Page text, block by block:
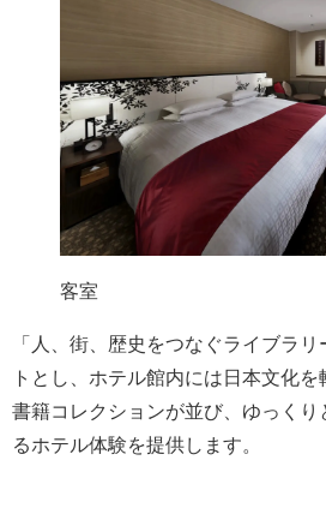
客室
「人、街、歴史をつなぐライブラ
トとし、ホテル館内には日本文化
書籍コレクションが並び、ゆっくり
るホテル体験を提供します。